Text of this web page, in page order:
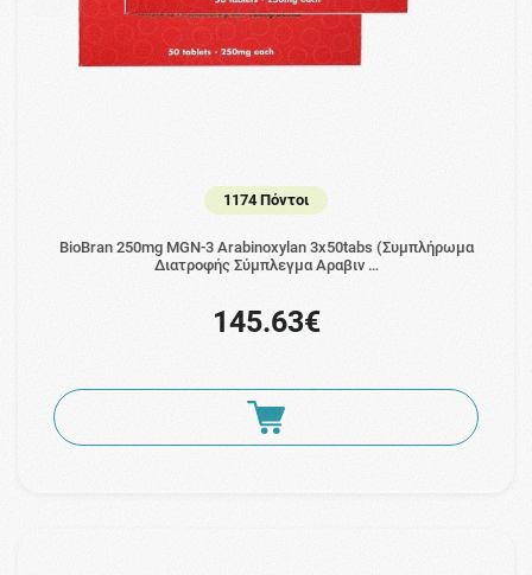
1174 Πόντοι
BioBran 250mg MGN-3 Arabinoxylan 3x50tabs (Συμπλήρωμα
Διατροφής Σύμπλεγμα Αραβιν …
145.63€